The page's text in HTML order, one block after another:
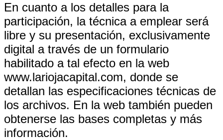
En cuanto a los detalles para la
participación, la técnica a emplear será
libre y su presentación, exclusivamente
digital a través de un formulario
habilitado a tal efecto en la web
www.lariojacapital.com, donde se
detallan las especificaciones técnicas de
los archivos. En la web también pueden
obtenerse las bases completas y más
información.